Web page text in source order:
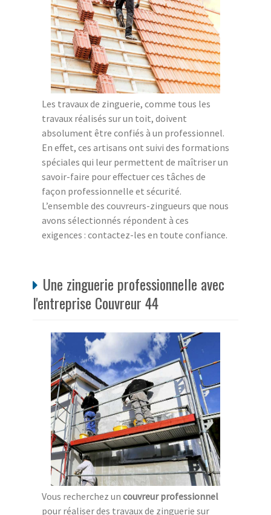
Les travaux de zinguerie, comme tous les
travaux réalisés sur un toit, doivent
absolument être confiés à un professionnel.
En effet, ces artisans ont suivi des formations
spéciales qui leur permettent de maîtriser un
savoir-faire pour effectuer ces tâches de
façon professionnelle et sécurité.
L’ensemble des couvreurs-zingueurs que nous
avons sélectionnés répondent à ces
exigences : contactez-les en toute confiance.
Une zinguerie professionnelle avec
l'entreprise Couvreur 44
Vous recherchez un couvreur professionnel
pour réaliser des travaux de zinguerie sur